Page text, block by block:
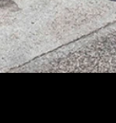
una tripletta